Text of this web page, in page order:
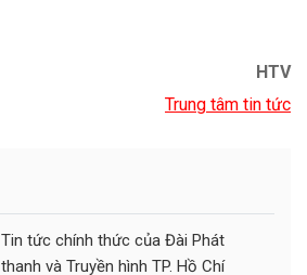
HTV
Trung tâm tin tức
Tin tức chính thức của Đài Phát
thanh và Truyền hình TP. Hồ Chí